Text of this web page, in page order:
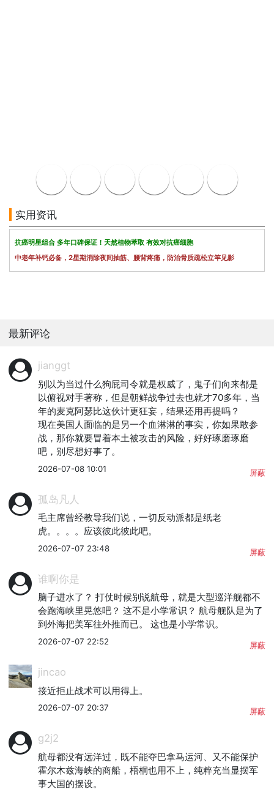
实用资讯
抗癌明星组合 多年口碑保证！天然植物萃取 有效对抗癌细胞
中老年补钙必备，2星期消除夜间抽筋、腰背疼痛，防治骨质疏松立竿见影
最新评论
jianggt
别以为当过什么狗屁司令就是权威了，鬼子们向来都是
以俯视对手著称，但是朝鲜战争过去也就才70多年，当
年的麦克阿瑟比这伙计更狂妄，结果还用再提吗？
现在美国人面临的是另一个血淋淋的事实，你如果敢参
战，那你就要冒着本土被攻击的风险，好好琢磨琢磨
吧，别尽想好事了。
2026-07-08 10:01 屏蔽
孤岛凡人
毛主席曾经教导我们说，一切反动派都是纸老
虎。。。。应该彼此彼此吧。
2026-07-07 23:48 屏蔽
谁啊你是
脑子进水了？ 打仗时候别说航母，就是大型巡洋舰都不
会跑海峡里晃悠吧？ 这不是小学常识？ 航母舰队是为了
到外海把美军往外推而已。 这也是小学常识。
2026-07-07 22:52 屏蔽
jincao
接近拒止战术可以用得上。
2026-07-07 20:37 屏蔽
g2j2
航母都没有远洋过，既不能夺巴拿马运河、又不能保护
霍尔木兹海峡的商船，梧桐也用不上，纯粹充当显摆军
事大国的摆设。